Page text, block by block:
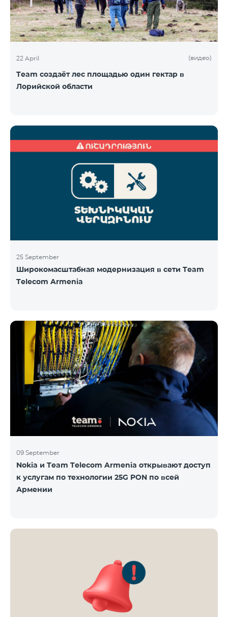
22 April (видео)
Team создаёт лес площадью один гектар в
Лорийской области
25 September
Широкомасштабная модернизация в сети Team
Telecom Armenia
09 September
Nokia и Team Telecom Armenia открывают доступ
к услугам по технологии 25G PON по всей
Армении